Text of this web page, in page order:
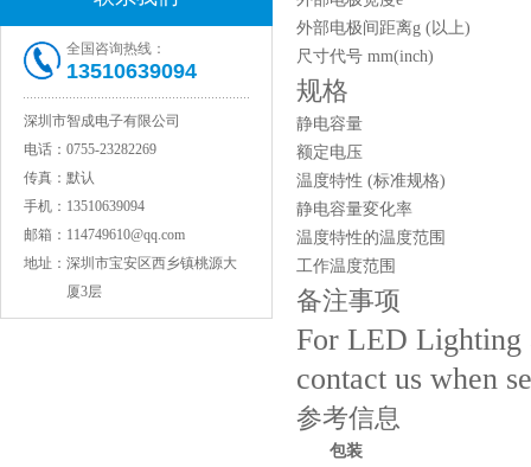
全国咨询热线：
13510639094
深圳市智成电子有限公司
电话： 0755-23282269
传真： 默认
手机： 13510639094
邮箱： 114749610@qq.com
地址： 深圳市宝安区西乡镇桃源大
厦3层
外部电极间距离g (以上)
尺寸代号 mm(inch)
规格
静电容量
额定电压
温度特性 (标准规格)
静电容量変化率
温度特性的温度范围
工作温度范围
备注事项
For LED Lighting
contact us when
参考信息
包装